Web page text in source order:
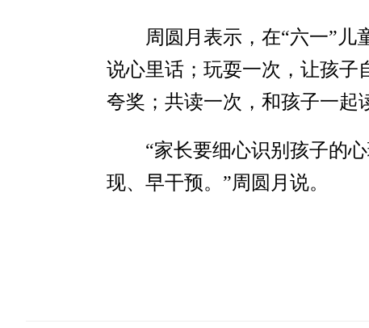
周圆月表示，在“六一”
说心里话；玩耍一次，让孩子
夸奖；共读一次，和孩子一
“家长要细心识别孩子的
现、早干预。”周圆月说。